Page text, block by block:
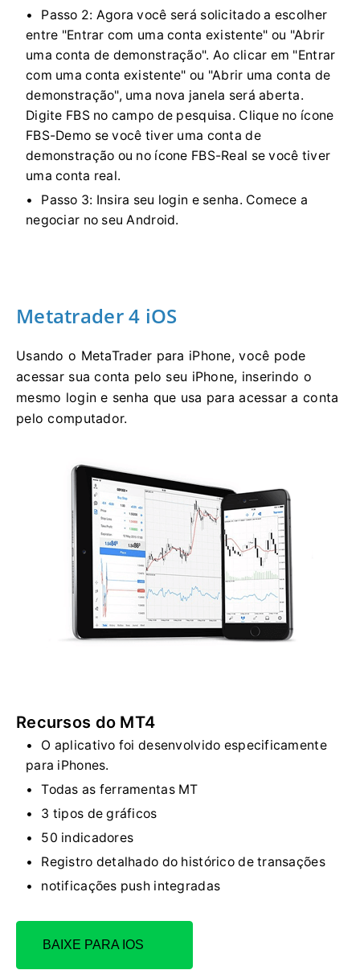
Passo 2: Agora você será solicitado a escolher
entre "Entrar com uma conta existente" ou "Abrir
uma conta de demonstração". Ao clicar em "Entrar
com uma conta existente" ou "Abrir uma conta de
demonstração", uma nova janela será aberta.
Digite FBS no campo de pesquisa. Clique no ícone
FBS-Demo se você tiver uma conta de
demonstração ou no ícone FBS-Real se você tiver
uma conta real.
Passo 3: Insira seu login e senha. Comece a
negociar no seu Android.
Metatrader 4 iOS
Usando o MetaTrader para iPhone, você pode
acessar sua conta pelo seu iPhone, inserindo o
mesmo login e senha que usa para acessar a conta
pelo computador.
Recursos do MT4
O aplicativo foi desenvolvido especificamente
para iPhones.
Todas as ferramentas MT
3 tipos de gráficos
50 indicadores
Registro detalhado do histórico de transações
notificações push integradas
BAIXE PARA IOS